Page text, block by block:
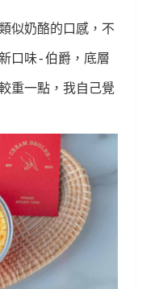
似奶酪的口感，不
口味-伯爵，底層
重一點，我自己覺